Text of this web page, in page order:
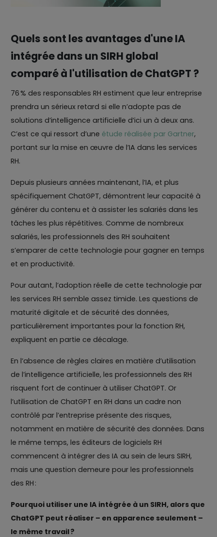
Quels sont les avantages d'une IA
intégrée dans un SIRH global
comparé à l'utilisation de ChatGPT ?
76 % des responsables RH estiment que leur entreprise
prendra un sérieux retard si elle n’adopte pas de
solutions d’intelligence artificielle d’ici un à deux ans.
C’est ce qui ressort d’une étude réalisée par Gartner,
portant sur la mise en œuvre de l’IA dans les services
RH.
Depuis plusieurs années maintenant, l’IA, et plus
spécifiquement ChatGPT, démontrent leur capacité à
générer du contenu et à assister les salariés dans les
tâches les plus répétitives. Comme de nombreux
salariés, les professionnels des RH souhaitent
s’emparer de cette technologie pour gagner en temps
et en productivité.
Pour autant, l’adoption réelle de cette technologie par
les services RH semble assez timide. Les questions de
maturité digitale et de sécurité des données,
particulièrement importantes pour la fonction RH,
expliquent en partie ce décalage.
En l’absence de règles claires en matière d’utilisation
de l’intelligence artificielle, les professionnels des RH
risquent fort de continuer à utiliser ChatGPT. Or
l’utilisation de ChatGPT en RH dans un cadre non
contrôlé par l’entreprise présente des risques,
notamment en matière de sécurité des données. Dans
le même temps, les éditeurs de logiciels RH
commencent à intégrer des IA au sein de leurs SIRH,
mais une question demeure pour les professionnels
des RH :
Pourquoi utiliser une IA intégrée à un SIRH, alors que
ChatGPT peut réaliser – en apparence seulement –
le même travail ?